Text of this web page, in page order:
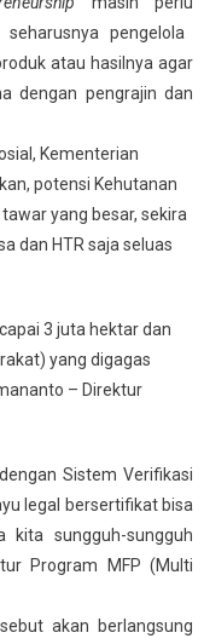
pengelola
atau hasilnyaagar
dengan pengrajin dan
Kementerian
potensi Kehutanan
yang besar, sekira
dan HTR saja seluas
3 juta hektar dan
yang digagas
– Direktur
Sistem Verifikasi
legal bersertifikat bisa
kita sungguh-sungguh
Program MFP (Multi
akan berlangsung